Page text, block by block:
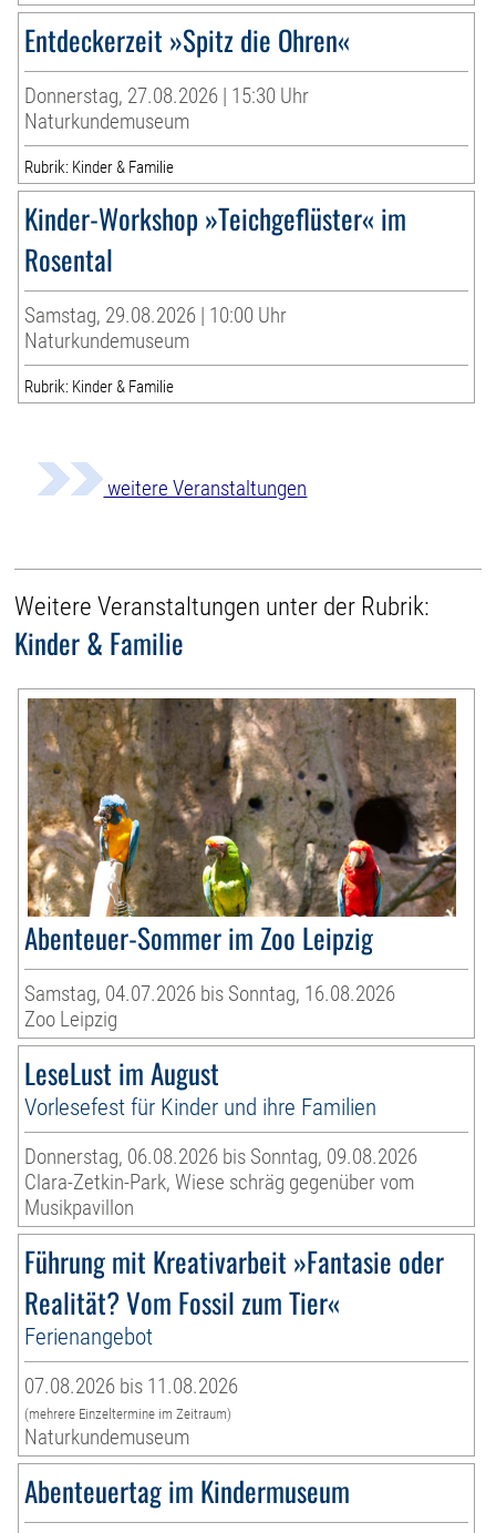
Entdeckerzeit »Spitz die Ohren«
Donnerstag, 27.08.2026 | 15:30 Uhr
Naturkundemuseum
Rubrik: Kinder & Familie
Kinder-Workshop »Teichgeflüster« im
Rosental
Samstag, 29.08.2026 | 10:00 Uhr
Naturkundemuseum
Rubrik: Kinder & Familie
weitere Veranstaltungen
Weitere Veranstaltungen unter der Rubrik:
Kinder & Familie
Abenteuer-Sommer im Zoo Leipzig
Samstag, 04.07.2026 bis Sonntag, 16.08.2026
Zoo Leipzig
LeseLust im August
Vorlesefest für Kinder und ihre Familien
Donnerstag, 06.08.2026 bis Sonntag, 09.08.2026
Clara-Zetkin-Park, Wiese schräg gegenüber vom
Musikpavillon
Führung mit Kreativarbeit »Fantasie oder
Realität? Vom Fossil zum Tier«
Ferienangebot
07.08.2026 bis 11.08.2026
(mehrere Einzeltermine im Zeitraum)
Naturkundemuseum
Abenteuertag im Kindermuseum